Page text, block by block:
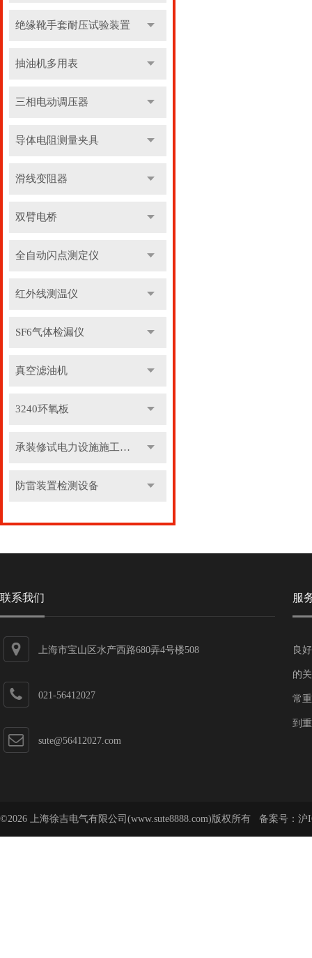
绝缘靴手套耐压试验装置
抽油机多用表
三相电动调压器
导体电阻测量夹具
滑线变阻器
双臂电桥
全自动闪点测定仪
红外线测温仪
SF6气体检漏仪
真空滤油机
3240环氧板
承装修试电力设施施工机具
防雷装置检测设备
联系我们
上海市宝山区水产西路680弄4号楼508
021-56412027
sute@56412027.com
服
良
的
常
到
©2026 上海徐吉电气有限公司(www.sute8888.com)版权所有 备案号： 沪